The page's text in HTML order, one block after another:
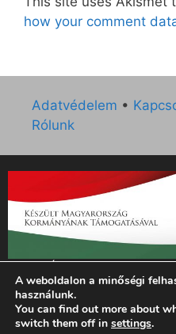
how your comment
Adatvédelem •
Rólunk
„Az Új Ember katolikus
támogatását az EGYH-
szerződés keretében 3 000
Emberi
A weboldalon a minőségi
használunk.
You can find out more about
switch them off in settings.